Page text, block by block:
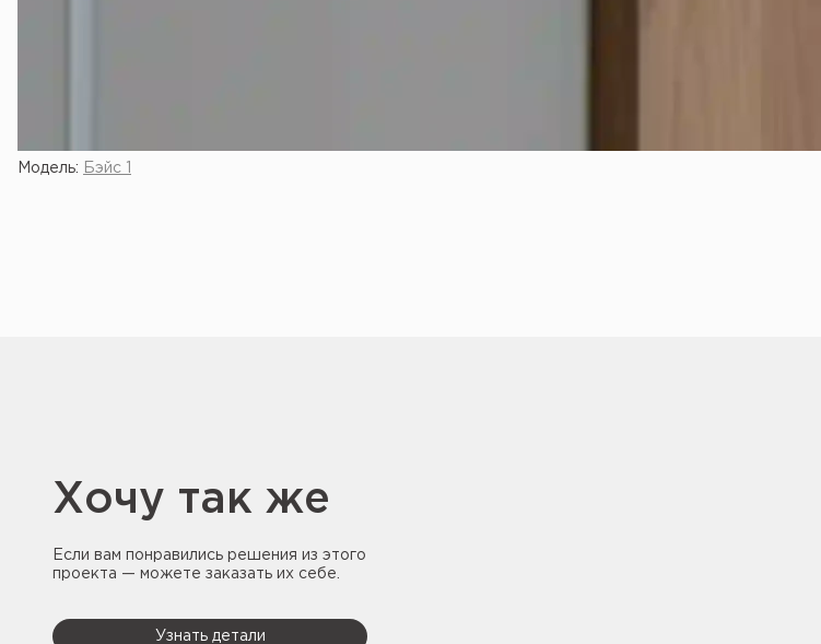
Модель: Бэйс 1
Хочу так же
Если вам понравились решения из этого
проекта — можете заказать их себе.
Узнать детали